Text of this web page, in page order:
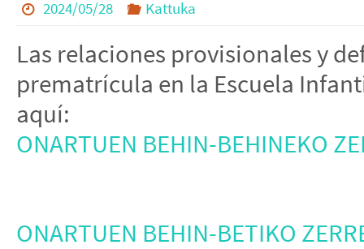
2024/05/28 Kattuka
Las relaciones provisionales y
prematrícula en la Escuela
aquí:
ONARTUEN BEHIN-BEHINEKO
ONARTUEN BEHIN-BETIKO